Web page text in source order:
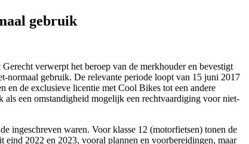
gebruik
Gerecht verwerpt het beroep van de merkhouder en bevestigt
normaal gebruik. De relevante periode loopt van 15 juni 2017
en de exclusieve licentie met Cool Bikes tot een andere
een omstandigheid mogelijk een rechtvaardiging voor niet-
ingeschreven waren. Voor klasse 12 (motorfietsen) tonen de
eind 2022 en 2023, vooral plannen en voorbereidingen, maar